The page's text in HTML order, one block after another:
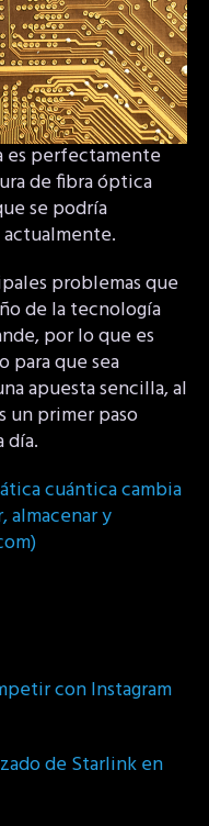
es perfectamente
de fibra óptica
se podría
problemas que
de la tecnología
por lo que es
para que sea
apuesta sencilla, al
un primer paso
día.
cuántica cambia
almacenar y
con Instagram
de Starlink en